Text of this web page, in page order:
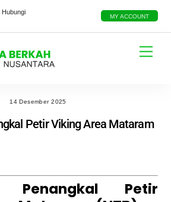
Hubungi
MY ACCOUNT
Menu
14 Desember 2025
Petir Viking Area Mataram
Penangkal Petir